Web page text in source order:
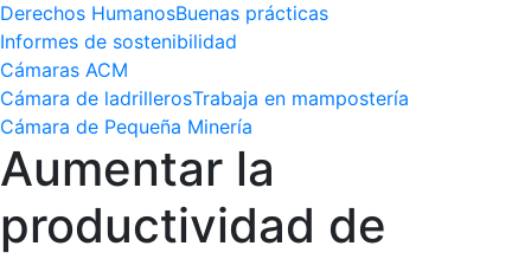
Derechos HumanosBuenas prácticas
Informes de sostenibilidad
Cámaras ACM
Cámara de ladrillerosTrabaja en mampostería
Cámara de Pequeña Minería
Aumentar la
productividad de